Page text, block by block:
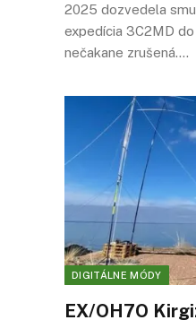
2025 dozvedela
expedícia 3C2MD
nečakane zrušená.…
DIGITÁLNE MÓDY
EX/OH7O